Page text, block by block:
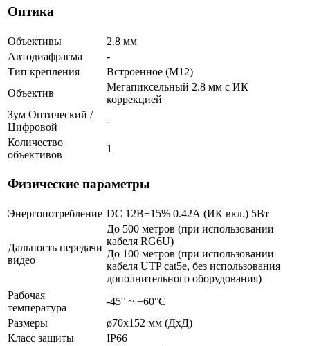
Оптика
Объективы
2.8 мм
Автодиафрагма
-
Тип крепления
Встроенное (М12)
Объектив
Мегапиксельный 2.8 мм c ИК
коррекцией
Зум Оптический /
Цифровой
-
Количество
объективов
1
Физические параметры
Энергопотребление DC 12В±15% 0.42А (ИК вкл.) 5Вт
Дальность передачи
видео
До 500 метров (при использовании
кабеля RG6U)
До 100 метров (при использовании
кабеля UTP cat5e, без использования
дополнительного оборудования)
Рабочая
температура
-45° ~ +60°С
Размеры
ø70х152 мм (ДхД)
Класс защиты
IP66